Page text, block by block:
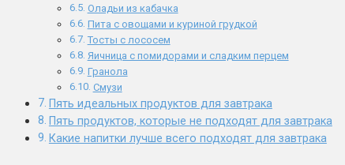
Оладьи из кабачка
Пита с овощами и куриной грудкой
Тосты с лососем
Яичница с помидорами и сладким перцем
Гранола
Смузи
Пять идеальных продуктов для завтрака
Пять продуктов, которые не подходят для завтрака
Какие напитки лучше всего подходят для завтрака